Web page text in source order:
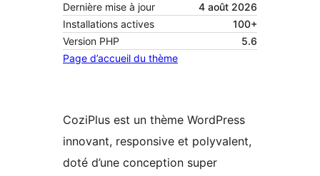
Dernière mise à jour
4 août 2026
Installations actives
100+
Version PHP
5.6
Page d’accueil du thème
CoziPlus est un thème WordPress
innovant, responsive et polyvalent,
doté d’une conception super